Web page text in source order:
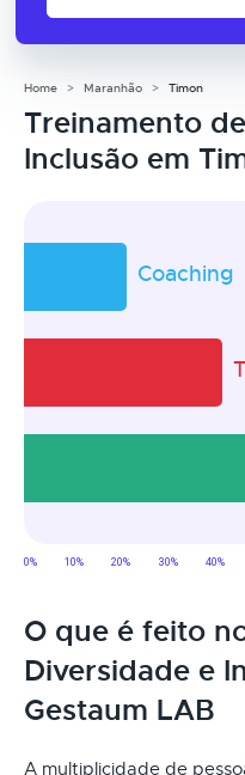
Home Maranhão Timon
Treinamento
Inclusão em
O que é feito
Diversidade e
Gestaum LAB
A multiplicidade de